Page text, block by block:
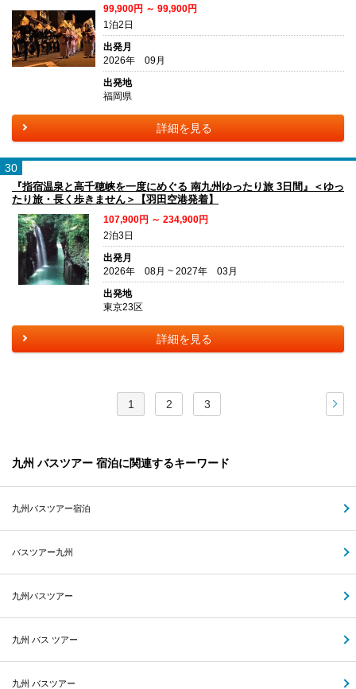
99,900円 ～ 99,900円
1泊2日
出発月
2026年 09月
出発地
福岡県
詳細を見る
30
『指宿温泉と高千穂峡を一度にめぐる 南九州ゆったり旅 3日間』＜ゆっ
たり旅・長く歩きません＞【羽田空港発着】
107,900円 ～ 234,900円
2泊3日
出発月
2026年 08月 ~ 2027年 03月
出発地
東京23区
詳細を見る
1 2 3
九州 バスツアー 宿泊に関連するキーワード
九州バスツアー宿泊
バスツアー九州
九州バスツアー
九州 バス ツアー
九州 バスツアー